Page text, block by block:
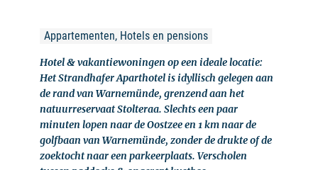
Appartementen, Hotels en pensions
Hotel & vakantiewoningen op een ideale locatie:
Het Strandhafer Aparthotel is idyllisch gelegen aan
de rand van Warnemünde, grenzend aan het
natuurreservaat Stolteraa. Slechts een paar
minuten lopen naar de Oostzee en 1 km naar de
golfbaan van Warnemünde, zonder de drukte of de
zoektocht naar een parkeerplaats. Verscholen